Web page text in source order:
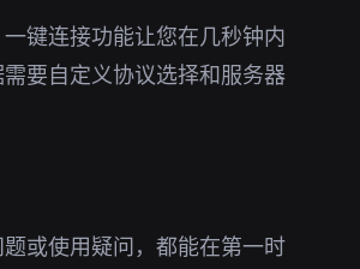
键连接功能让您在几秒钟内
要自定义协议选择和服务器
或使用疑问，都能在第一时